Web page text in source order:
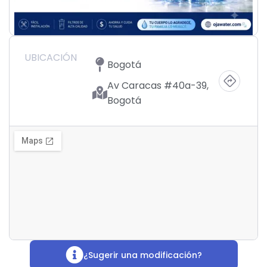
UBICACIÓN
Bogotá
Av Caracas #40a-39,
Bogotá
¿Sugerir una modificación?